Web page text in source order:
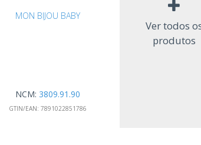
MON BIJOU BABY
NCM: 3809.91.90
GTIN/EAN: 7891022851786
Ver todos
produtos